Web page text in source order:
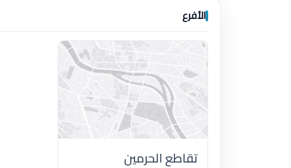
الأفرع
تقاطع الحرمين